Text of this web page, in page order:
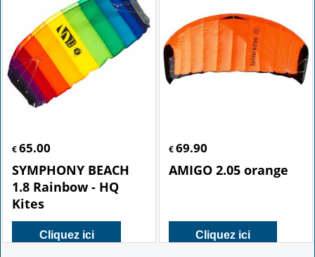
€65.00
SYMPHONY BEACH
1.8 Rainbow - HQ
Kites
€69.90